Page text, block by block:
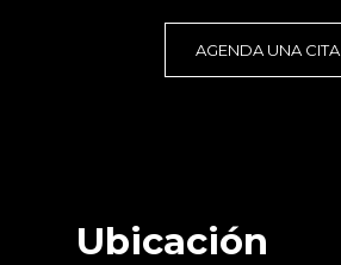
AGENDA UNA CITA
Ubicación